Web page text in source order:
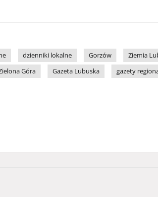
dzienniki lokalne Gorzów
Ziemia
Góra Gazeta Lubuska
gazety